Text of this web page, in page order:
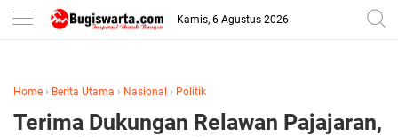
-->
Kamis, 6 Agustus 2026
Home › Berita Utama › Nasional › Politik
Terima Dukungan Relawan Pajajaran,